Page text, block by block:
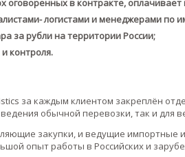
оговоренных в контракте,
логистами и менеджерами по
за рубли на территории России;
контроля.
за каждым клиентом закреплён
обычной перевозки, так и для
закупки, и ведущие импортные
опыт работы в Российских и